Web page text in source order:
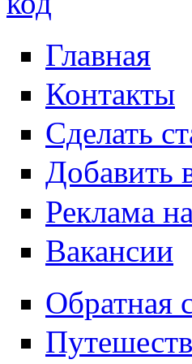
Главная
Контакты
Сделать
Добавить
Реклама
Вакансии
Обратная